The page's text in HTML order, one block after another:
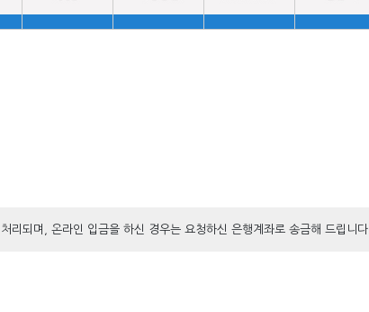
되며, 온라인 입금을 하신 경우는 요청하신 은행계좌로 송금해 드립니다.